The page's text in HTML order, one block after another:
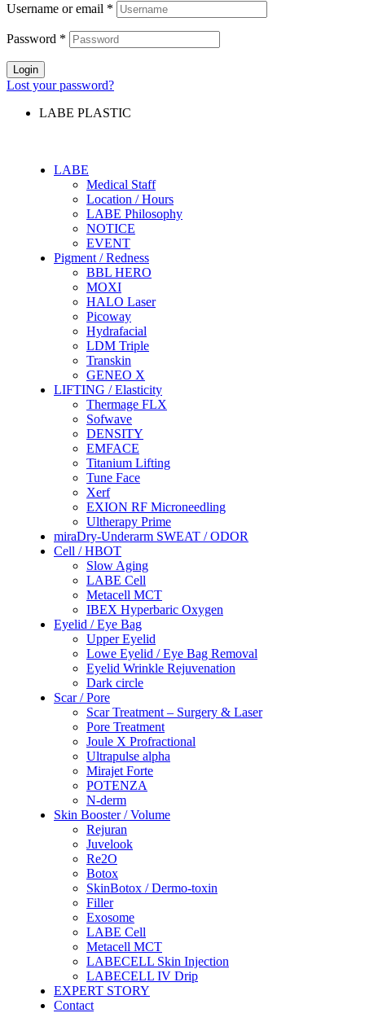
Username or email *
Password *
Login
Lost your password?
LABE PLASTIC
LABE
Medical Staff
Location / Hours
LABE Philosophy
NOTICE
EVENT
Pigment / Redness
BBL HERO
MOXI
HALO Laser
Picoway
Hydrafacial
LDM Triple
Transkin
GENEO X
LIFTING / Elasticity
Thermage FLX
Sofwave
DENSITY
EMFACE
Titanium Lifting
Tune Face
Xerf
EXION RF Microneedling
Ultherapy Prime
miraDry-Underarm SWEAT / ODOR
Cell / HBOT
Slow Aging
LABE Cell
Metacell MCT
IBEX Hyperbaric Oxygen
Eyelid / Eye Bag
Upper Eyelid
Lowe Eyelid / Eye Bag Removal
Eyelid Wrinkle Rejuvenation
Dark circle
Scar / Pore
Scar Treatment – Surgery & Laser
Pore Treatment
Joule X Profractional
Ultrapulse alpha
Mirajet Forte
POTENZA
N-derm
Skin Booster / Volume
Rejuran
Juvelook
Re2O
Botox
SkinBotox / Dermo-toxin
Filler
Exosome
LABE Cell
Metacell MCT
LABECELL Skin Injection
LABECELL IV Drip
EXPERT STORY
Contact